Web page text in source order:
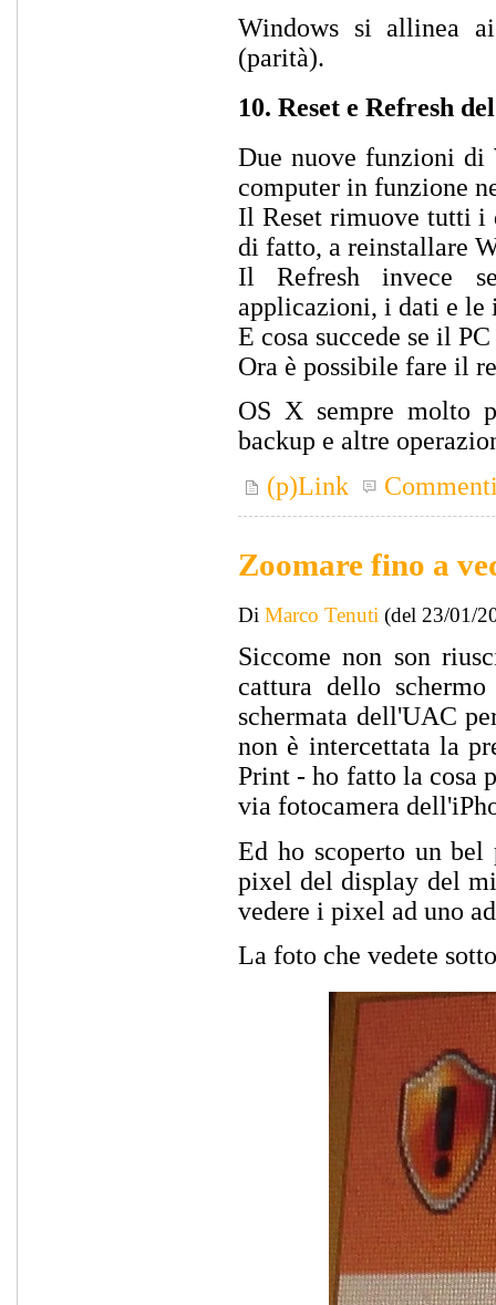
Windows si allinea
(parità).
10. Reset e Refresh
Due nuove funzioni
computer in funzione
Il Reset rimuove tutti i
di fatto, a reinstallare
Il Refresh invece
applicazioni, i dati e le
E cosa succede se il
Ora è possibile fare il
OS X sempre molto
backup e altre
(p)Link
Zoomare fino a
Di Marco Tenuti (del 23/01/
Siccome non son
cattura dello
schermata dell'UAC
non è intercettata la
Print - ho fatto la cosa
via fotocamera
Ed ho scoperto un
pixel del display del
vedere i pixel ad uno
La foto che vedete